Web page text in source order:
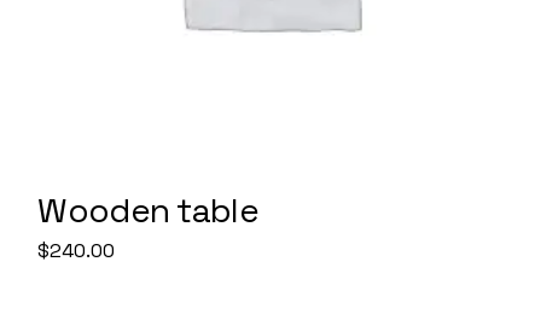
Wooden table
$240.00